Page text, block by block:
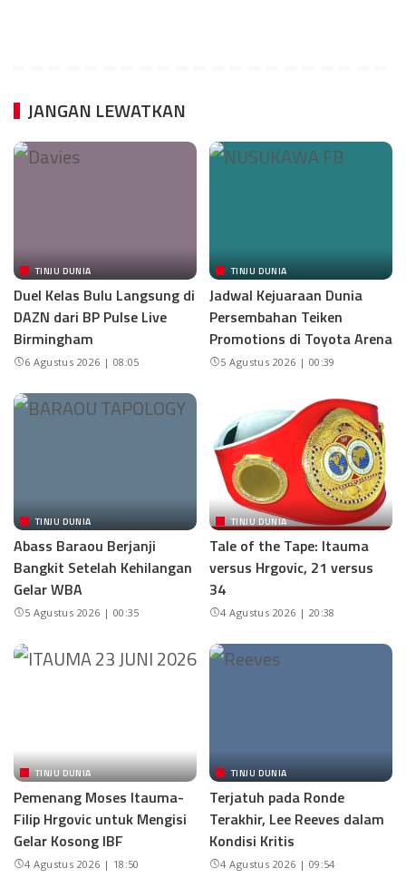
JANGAN LEWATKAN
TINJU DUNIA
Duel Kelas Bulu Langsung di
DAZN dari BP Pulse Live
Birmingham
6 Agustus 2026 | 08:05
TINJU DUNIA
Jadwal Kejuaraan Dunia
Persembahan Teiken
Promotions di Toyota Arena
5 Agustus 2026 | 00:39
TINJU DUNIA
Abass Baraou Berjanji
Bangkit Setelah Kehilangan
Gelar WBA
5 Agustus 2026 | 00:35
TINJU DUNIA
Tale of the Tape: Itauma
versus Hrgovic, 21 versus
34
4 Agustus 2026 | 20:38
TINJU DUNIA
Pemenang Moses Itauma-
Filip Hrgovic untuk Mengisi
Gelar Kosong IBF
4 Agustus 2026 | 18:50
TINJU DUNIA
Terjatuh pada Ronde
Terakhir, Lee Reeves dalam
Kondisi Kritis
4 Agustus 2026 | 09:54